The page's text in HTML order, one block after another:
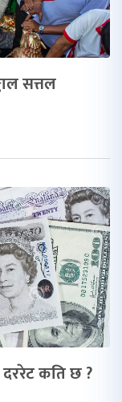
सत्तल
कति छ ?